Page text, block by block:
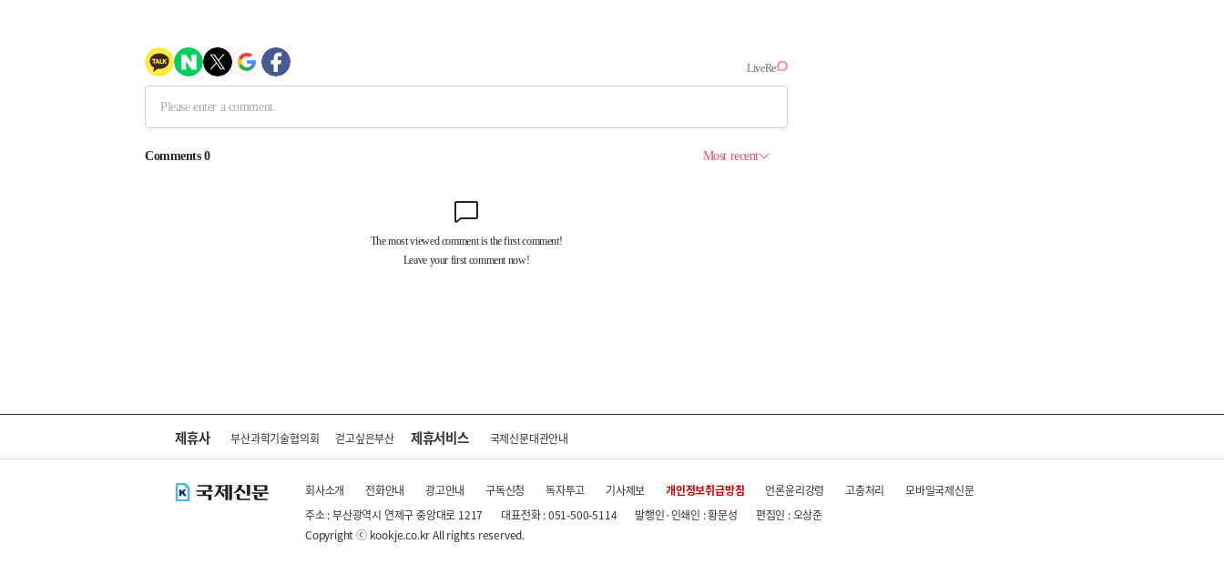
제휴사 부산과학기술협의회 걷고싶은부산 제휴서비스 국제신문대관안내
회사소개 전화안내 광고안내 구독신청 독자투고 기사제보 개인정보취급방침 언론윤리강령 고충처리
모바일국제신문
주소 : 부산광역시 연제구 중앙대로 1217
대표전화 : 051-500-5114 발행인·인쇄인 : 황문성
편집인 : 오상준
Copyright ⓒ kookje.co.kr All rights reserved.